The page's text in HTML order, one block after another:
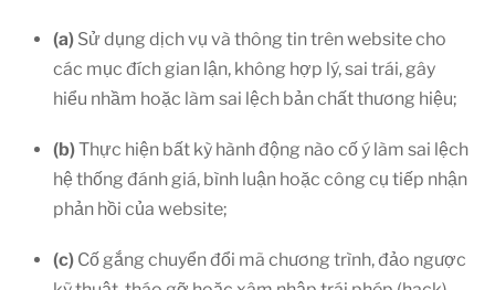
(a) Sử dụng dịch vụ và thông tin trên website cho
các mục đích gian lận, không hợp lý, sai trái, gây
hiểu nhầm hoặc làm sai lệch bản chất thương hiệu;
(b)Thực hiện bất kỳ hành động nào cố ý làm sai lệch
hệ thống đánh giá, bình luận hoặc công cụ tiếp nhận
phản hồi của website;
(c) Cố gắng chuyển đổi mã chương trình, đảo ngược